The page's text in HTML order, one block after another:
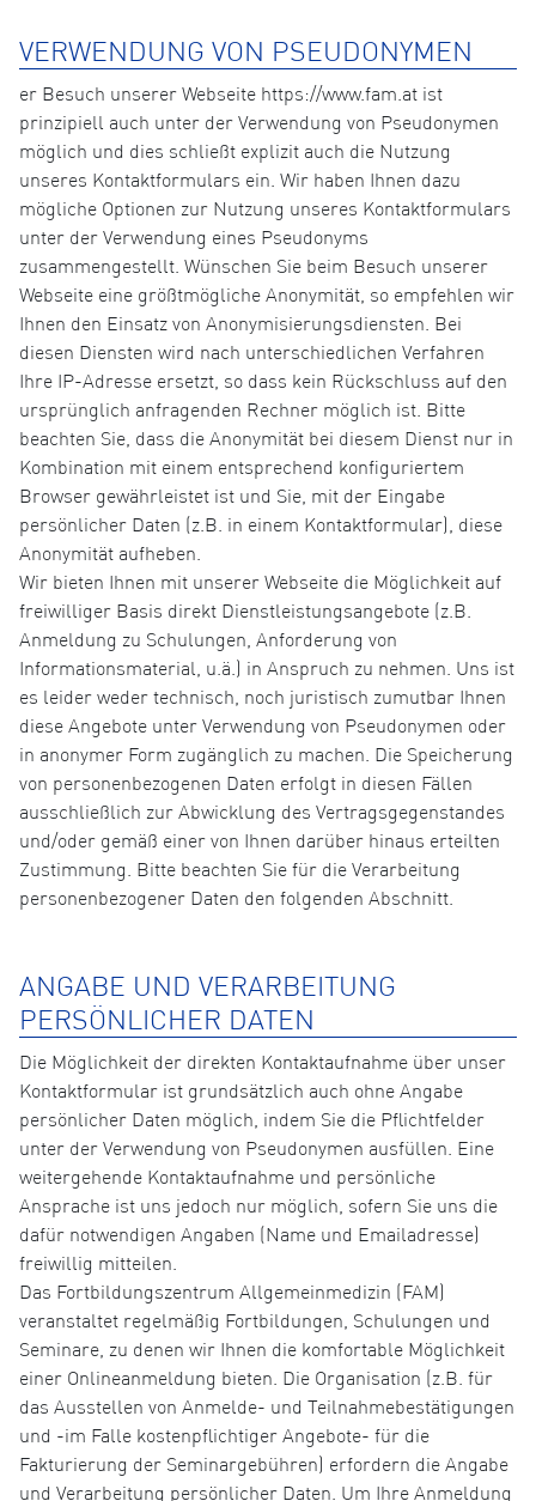
VERWENDUNG VON PSEUDONYMEN
er Besuch unserer Webseite https://www.fam.at ist
prinzipiell auch unter der Verwendung von Pseudonymen
möglich und dies schließt explizit auch die Nutzung
unseres Kontaktformulars ein. Wir haben Ihnen dazu
mögliche Optionen zur Nutzung unseres Kontaktformulars
unter der Verwendung eines Pseudonyms
zusammengestellt. Wünschen Sie beim Besuch unserer
Webseite eine größtmögliche Anonymität, so empfehlen wir
Ihnen den Einsatz von Anonymisierungsdiensten. Bei
diesen Diensten wird nach unterschiedlichen Verfahren
Ihre IP-Adresse ersetzt, so dass kein Rückschluss auf den
ursprünglich anfragenden Rechner möglich ist. Bitte
beachten Sie, dass die Anonymität bei diesem Dienst nur in
Kombination mit einem entsprechend konfiguriertem
Browser gewährleistet ist und Sie, mit der Eingabe
persönlicher Daten (z.B. in einem Kontaktformular), diese
Anonymität aufheben.
Wir bieten Ihnen mit unserer Webseite die Möglichkeit auf
freiwilliger Basis direkt Dienstleistungsangebote (z.B.
Anmeldung zu Schulungen, Anforderung von
Informationsmaterial, u.ä.) in Anspruch zu nehmen. Uns ist
es leider weder technisch, noch juristisch zumutbar Ihnen
diese Angebote unter Verwendung von Pseudonymen oder
in anonymer Form zugänglich zu machen. Die Speicherung
von personenbezogenen Daten erfolgt in diesen Fällen
ausschließlich zur Abwicklung des Vertragsgegenstandes
und/oder gemäß einer von Ihnen darüber hinaus erteilten
Zustimmung. Bitte beachten Sie für die Verarbeitung
personenbezogener Daten den folgenden Abschnitt.
ANGABE UND VERARBEITUNG
PERSÖNLICHER DATEN
Die Möglichkeit der direkten Kontaktaufnahme über unser
Kontaktformular ist grundsätzlich auch ohne Angabe
persönlicher Daten möglich, indem Sie die Pflichtfelder
unter der Verwendung von Pseudonymen ausfüllen. Eine
weitergehende Kontaktaufnahme und persönliche
Ansprache ist uns jedoch nur möglich, sofern Sie uns die
dafür notwendigen Angaben (Name und Emailadresse)
freiwillig mitteilen.
Das Fortbildungszentrum Allgemeinmedizin (FAM)
veranstaltet regelmäßig Fortbildungen, Schulungen und
Seminare, zu denen wir Ihnen die komfortable Möglichkeit
einer Onlineanmeldung bieten. Die Organisation (z.B. für
das Ausstellen von Anmelde- und Teilnahmebestätigungen
und -im Falle kostenpflichtiger Angebote- für die
Fakturierung der Seminargebühren) erfordern die Angabe
und Verarbeitung persönlicher Daten. Um Ihre Anmeldung